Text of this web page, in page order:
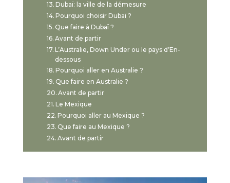
Dubaï: la ville de la démesure
Pourquoi choisir Dubaï ?
Que faire à Dubaï ?
Avant de partir
L’Australie, Down Under ou le pays d’En-
dessous
Pourquoi aller en Australie ?
Que faire en Australie ?
Avant de partir
Le Mexique
Pourquoi aller au Mexique ?
Que faire au Mexique ?
Avant de partir